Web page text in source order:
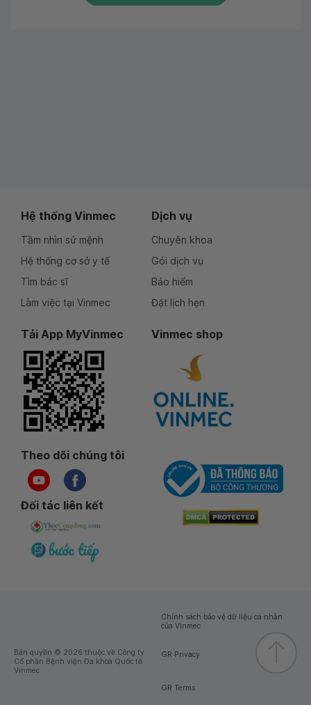
Hệ thống Vinmec
Tầm nhìn sứ mệnh
Hệ thống cơ sở y tế
Tìm bác sĩ
Làm việc tại Vinmec
Dịch vụ
Chuyên khoa
Gói dịch vụ
Bảo hiểm
Đặt lịch hẹn
Tải App MyVinmec Vinmec shop
Theo dõi chúng tôi
Đối tác liên kết
Bản quyền © 2026 thuộc về Công ty
Cổ phần Bệnh viện Đa khoa Quốc tế
Vinmec
Chính sách bảo vệ dữ liệu cá nhân
của Vinmec
GR Privacy
GR Terms